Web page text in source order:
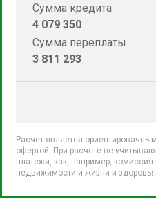
Сумма кредита
4 079 350
Сумма переплаты
3 811 293
Расчет является
офертой. При расчете не
платежи, как, например, комиссия
недвижимости и жизни и